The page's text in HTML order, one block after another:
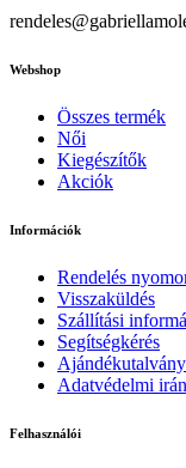
Webshop
Összes termék
Női
Kiegészítők
Akciók
Információk
Rendelés
Visszaküldés
Szállítási
Segítségkérés
Adatvédelmi
Felhasználói